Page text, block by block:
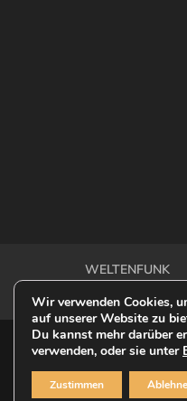
WELTENFUNK
OUTER RIM TALK
© 2023 Weltenfunk
Wir verwenden Cookies,
auf unserer Website zu
Du kannst mehr darüber
verwenden, oder sie unter
Zustimmen